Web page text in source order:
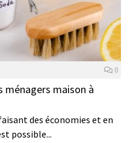
0
maison à
des économies et en
possible...